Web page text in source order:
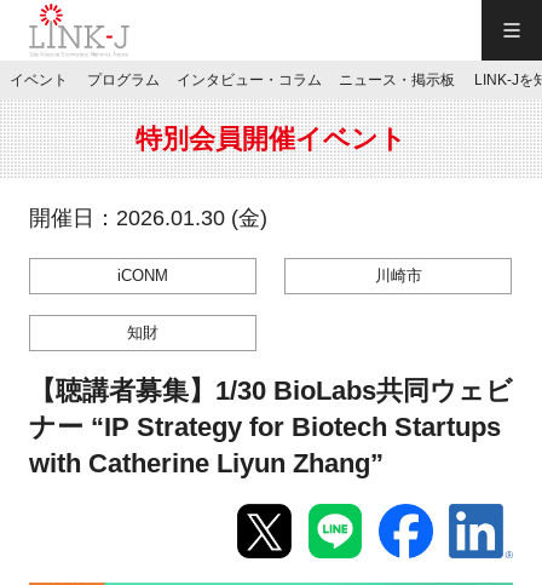
JP／EN
特別会員専用メニュー
お問い合わせ
イベント プログラム インタビュー・コラム ニュース・掲示板 LINK-Jを
特別会員開催イベント
開催日：2026.01.30 (金)
iCONM 川崎市
知財
【聴講者募集】1/30 BioLabs共同ウェビ
ナー “IP Strategy for Biotech Startups
with Catherine Liyun Zhang”